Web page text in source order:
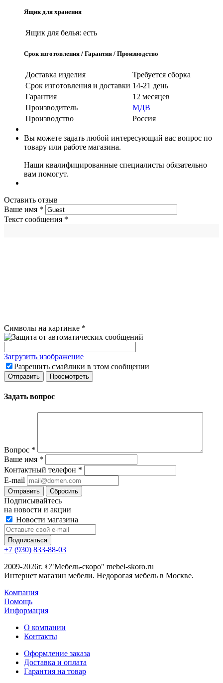
Ящик для хранения
Ящик для белья: есть
Срок изготовления / Гарантия / Производство
Доставка изделия
Требуется сборка
Срок изготовления и доставки 14-21 день
Гарантия
12 месяцев
Производитель
МДВ
Производство
Россия
Вы можете задать любой интересующий вас вопрос по
товару или работе магазина.
Наши квалифицированные специалисты обязательно
вам помогут.
Оставить отзыв
Ваше имя *
Текст сообщения *
Символы на картинке *
Загрузить изображение
Разрешить смайлики в этом сообщении
Задать вопрос
Вопрос *
Ваше имя *
Контактный телефон *
E-mail
Сбросить
Подписывайтесь
на новости и акции
Новости магазина
+7 (930) 833-88-03
2009-2026г. ©"Мебель-скоро" mebel-skoro.ru
Интернет магазин мебели. Недорогая мебель в Москве.
Компания
Помощь
Информация
О компании
Контакты
Оформление заказа
Доставка и оплата
Гарантия на товар